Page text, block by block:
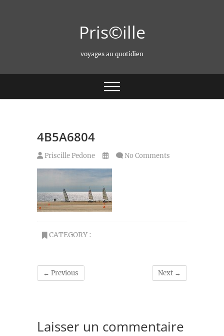
Pris©ille
voyages au quotidien
4B5A6804
Priscille Pedone No Comments
CATEGORY :
← Previous Next →
Laisser un commentaire